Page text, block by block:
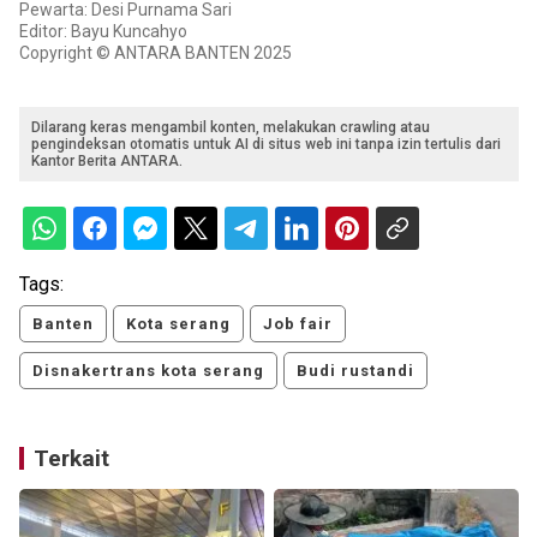
Pewarta: Desi Purnama Sari
Editor: Bayu Kuncahyo
Copyright © ANTARA BANTEN 2025
Dilarang keras mengambil konten, melakukan crawling atau
pengindeksan otomatis untuk AI di situs web ini tanpa izin tertulis dari
Kantor Berita ANTARA.
Tags:
Banten Kota serang Job fair
Disnakertrans kota serang Budi rustandi
Terkait